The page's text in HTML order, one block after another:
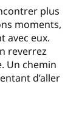
plus
moments,
avec eux.
reverrez
Un chemin
d’aller